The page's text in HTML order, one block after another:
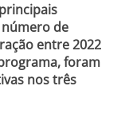
de
entre 2022
foram
nos três